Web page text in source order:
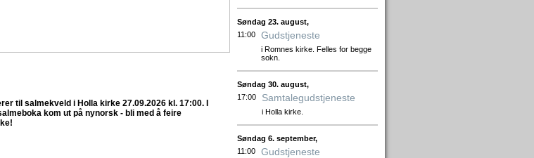
til salmekveld i Holla kirke 27.09.2026 kl. 17:00. I
kom ut på nynorsk - bli med å feire
Søndag 23. august,
11:00
Gudstjeneste
i Romnes kirke. Felles for begge
sokn.
Søndag 30. august,
17:00
Samtalegudstjeneste
i Holla kirke.
Søndag 6. september,
11:00
Gudstjeneste